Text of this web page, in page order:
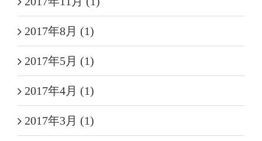
2017年8月 (1)
2017年5月 (1)
2017年4月 (1)
2017年3月 (1)